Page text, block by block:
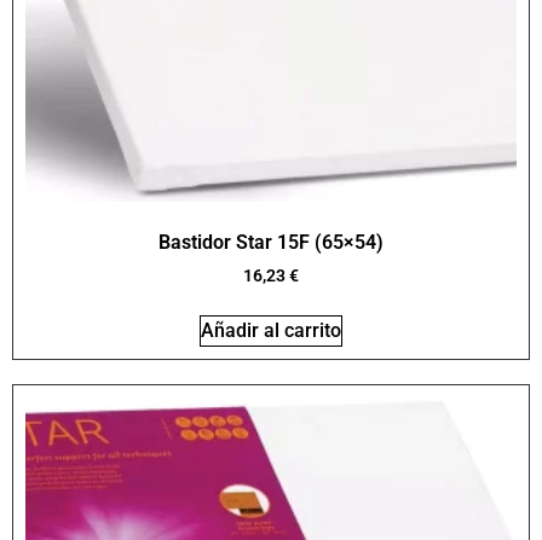
Bastidor Star 15F (65×54)
16,23€
Añadir al carrito